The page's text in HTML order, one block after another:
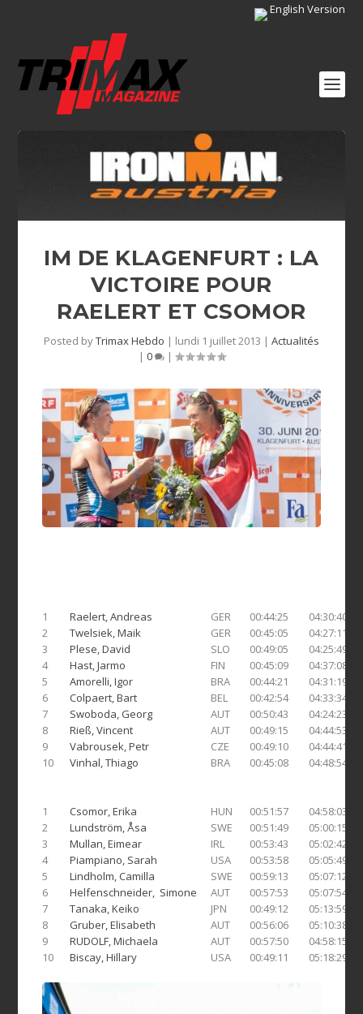
English Version
IM DE KLAGENFURT : LA
VICTOIRE POUR
RAELERT ET CSOMOR
Posted byTrimax Hebdo | lundi 1 juillet 2013 | Actualités
| 0 |
1 Raelert, Andreas GER 00:44:25
04:30:40
2
Twelsiek, Maik GER 00:45:05
04:27:11
3
Plese, David SLO 00:49:05
04:25:49
4
Hast, Jarmo FIN 00:45:09
04:37:08
5
Amorelli, Igor BRA 00:44:21
04:31:19
6
Colpaert, Bart BEL 00:42:54
04:33:34
7
Swoboda, Georg AUT 00:50:43
04:24:23
8
Rieß, Vincent AUT 00:49:15
04:44:53
9
Vabrousek, Petr CZE 00:49:10
04:44:41
10
Vinhal, Thiago BRA 00:45:08 04:48:54
1 Csomor, Erika HUN 00:51:57
04:58:03
2
Lundström, Åsa SWE 00:51:49
05:00:15
3
Mullan, Eimear IRL 00:53:43
05:02:42
4
Piampiano, Sarah USA 00:53:58
05:05:49
5
Lindholm, Camilla SWE 00:59:13
05:07:12
6
Helfenschneider, Simone AUT 00:57:53
05:07:54
7
Tanaka, Keiko JPN 00:49:12
05:13:59
8
Gruber, Elisabeth AUT 00:56:06
05:10:38
9
RUDOLF, Michaela AUT 00:57:50
04:58:15
10
Biscay, Hillary USA 00:49:11 05:18:29